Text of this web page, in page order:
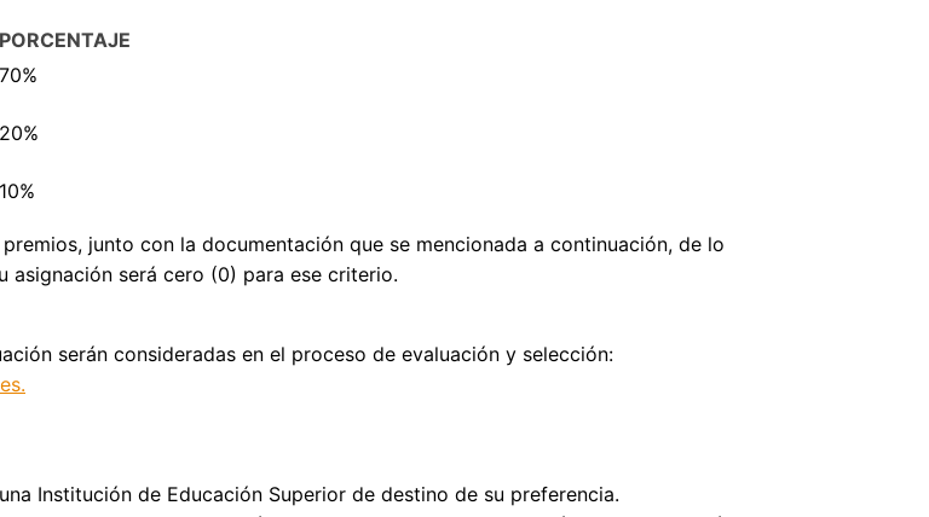
PORCENTAJE
70%
20%
10%
junto con la documentación que se mencionada a continuación, de lo
será cero (0) para ese criterio.
serán consideradas en el proceso de evaluación y selección:
Institución de Educación Superior de destino de su preferencia.